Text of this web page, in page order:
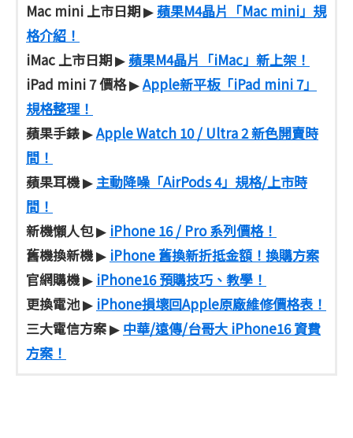
Mac mini 上市日期▶蘋果M4晶片「Mac mini」規
格介紹！
iMac 上市日期▶蘋果M4晶片「iMac」新上架！
iPad mini 7 價格▶Apple新平板「iPad mini 7」
規格整理！
蘋果手錶▶Apple Watch 10 / Ultra 2 新色開賣時
間！
蘋果耳機▶ 主動降噪「AirPods 4」規格/上市時
間！
新機懶人包▶ iPhone 16 / Pro 系列價格！
舊機換新機▶ iPhone 舊換新折抵金額！換購方案
官網購機▶ iPhone16 預購技巧、教學！
更換電池▶ iPhone損壞回Apple原廠維修價格表！
三大電信方案▶ 中華/遠傳/台哥大 iPhone16 資費
方案！